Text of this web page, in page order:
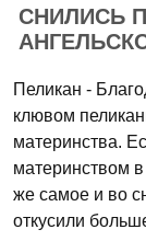
СНИЛИСЬ
Пеликан -
клювом
материнства.
материнством
же самое и во
откусили